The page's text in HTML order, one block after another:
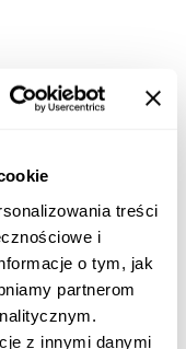
treści
i
o tym, jak
partnerom
z innymi danymi
che vogliono
cliente. Su
le finestre, vale
la loro